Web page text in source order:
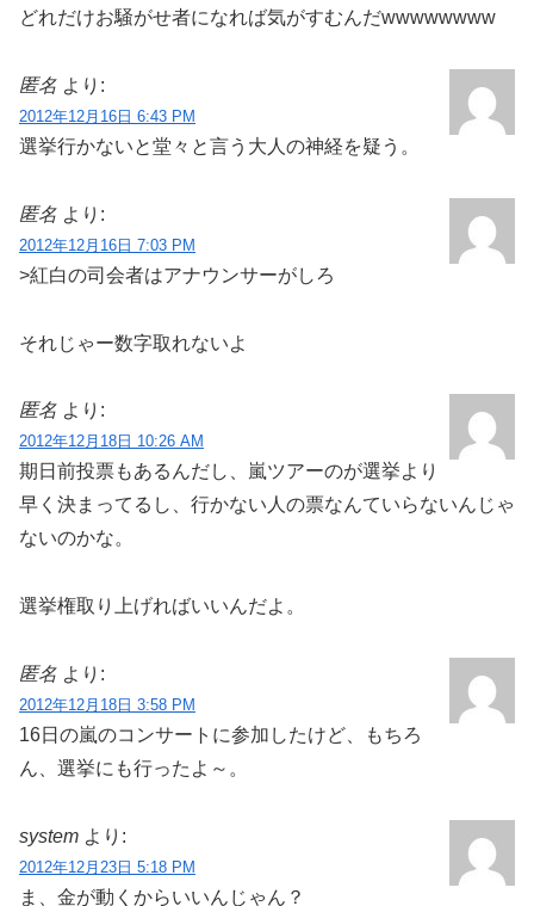
どれだけお騒がせ者になれば気がすむんだwwwwwwww
匿名 より:
2012年12月16日 6:43 PM
選挙行かないと堂々と言う大人の神経を疑う。
匿名 より:
2012年12月16日 7:03 PM
>紅白の司会者はアナウンサーがしろ
それじゃー数字取れないよ
匿名 より:
2012年12月18日 10:26 AM
期日前投票もあるんだし、嵐ツアーのが選挙より
早く決まってるし、行かない人の票なんていらないんじゃ
ないのかな。
選挙権取り上げればいいんだよ。
匿名 より:
2012年12月18日 3:58 PM
16日の嵐のコンサートに参加したけど、もちろ
ん、選挙にも行ったよ～。
system より:
2012年12月23日 5:18 PM
ま、金が動くからいいんじゃん？